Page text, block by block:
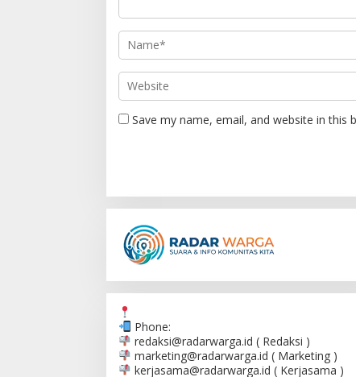
t
o
n
Save my name, email, and website in
Phone:
redaksi@radarwarga.id ( Redaksi )
marketing@radarwarga.id ( Marketing )
kerjasama@radarwarga.id ( Kerjasama )